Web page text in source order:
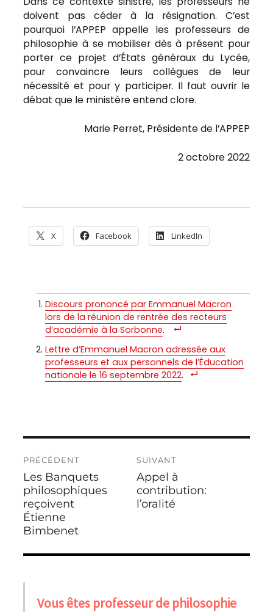
doivent pas céder à la résignation. C’est
pourquoi l’APPEP appelle les professeurs de
philosophie à se mobiliser dès à présent pour
porter ce projet d’États généraux du Lycée,
pour convaincre leurs collègues de leur
nécessité et pour y participer. Il faut ouvrir le
débat que le ministère entend clore.
Marie Perret, Présidente de l’APPEP
2 octobre 2022
X Facebook LinkedIn
Discours prononcé par Emmanuel Macron
lors de la réunion de rentrée des recteurs
d’académie à la Sorbonne.
Lettre d’Emmanuel Macron adressée aux
professeurs et aux personnels de l’Éducation
nationale le 16 septembre 2022.
de
l’article
PRÉCÉDENT
Publication
précédente :
Les Banquets
philosophiques
reçoivent
Étienne
Bimbenet
SUIVANT
Publication
suivante :
Appel à
contribution:
l’oralité
Vous êtes professeur de philosophie